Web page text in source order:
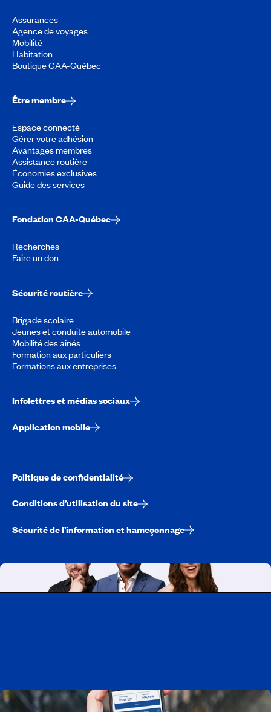
Assurances
Agence de voyages
Mobilité
Habitation
Boutique CAA-Québec
Être membre
Espace connecté
Gérer votre adhésion
Avantages membres
Assistance routière
Économies exclusives
Guide des services
Fondation CAA-Québec
Recherches
Faire un don
Sécurité routière
Brigade scolaire
Jeunes et conduite automobile
Mobilité des aînés
Formation aux particuliers
Formations aux entreprises
Infolettres et médias sociaux
Application mobile
Politique de confidentialité
Conditions d’utilisation du site
Sécurité de l’information et hameçonnage